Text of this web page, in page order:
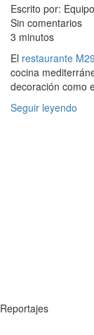
Escrito por: Equipo
Sin comentarios
3 minutos
El restaurante M29
cocina
decoración como
Seguir leyendo
Reportajes